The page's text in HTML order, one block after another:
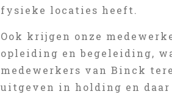
fysieke locaties heeft.
Ook krijgen onze
opleiding en begeleiding,
medewerkers van Binck
uitgeven in holding en